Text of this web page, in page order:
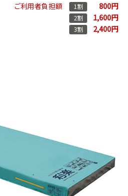
ご利用者負担額 1割 800円
2割 1,600円
3割 2,400円